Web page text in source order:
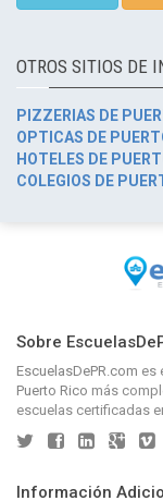
OTROS SITIOS DE
PIZZERIAS DE
OPTICAS DE
HOTELES DE
COLEGIOS DE
Sobre
EscuelasDePR.com es
Puerto Rico más
escuelas certificadas
Información